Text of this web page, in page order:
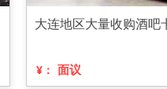
大连地区大量收购酒吧
¥： 面议